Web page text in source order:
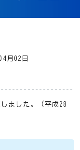
月02日
ました。（平成28